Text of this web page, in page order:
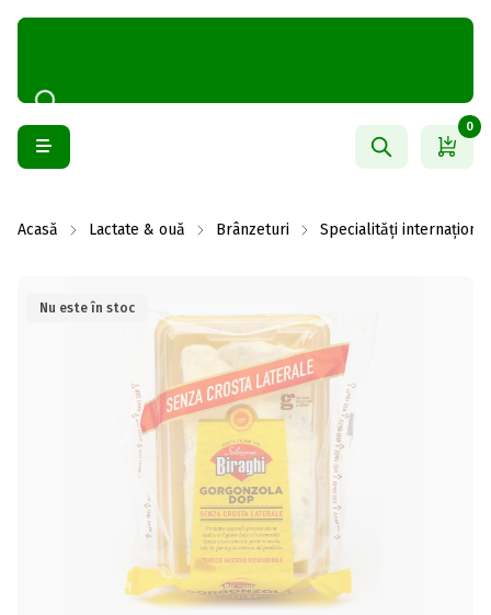
0
Acasă Lactate & ouă Brânzeturi Specialități
Nu este în stoc